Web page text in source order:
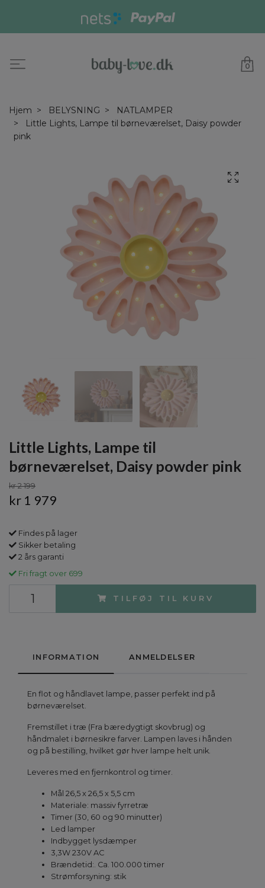
0
Hjem BELYSNING
NATLAMPER
Little Lights, Lampe til børneværelset, Daisy powder
pink
Little Lights, Lampe til
børneværelset, Daisy powder pink
kr 2 199
kr 1 979
Findes på lager
Sikker betaling
2 års garanti
Fri fragt over 699
TILFØJ TIL KURV
INFORMATION ANMELDELSER
En flot og håndlavet lampe, passer perfekt ind på
børneværelset.
Fremstillet i træ (Fra bæredygtigt skovbrug) og
håndmalet i børnesikre farver. Lampen laves i hånden
og på bestilling, hvilket gør hver lampe helt unik.
Leveres med en fjernkontrol og timer.
Mål 26,5 x 26,5 x 5,5 cm
Materiale: massiv fyrretræ
Timer (30, 60 og 90 minutter)
Led lamper
Indbygget lysdæmper
3,3W 230V AC
Brændetid:. Ca. 100.000 timer
Strømforsyning: stik